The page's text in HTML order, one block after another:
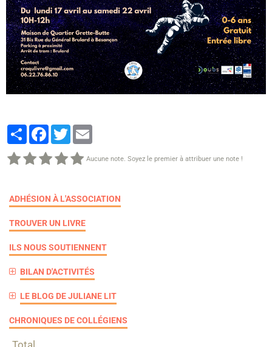
PartagerFacebook
Twitter
Aucune note. Soyez le premier à attribuer une note !
ADHÉSION À L'ASSOCIATION
TROUVER UN LIVRE
ILS NOUS SOUTIENNENT
BILAN D'ACTIVITÉS
LE BLOG DE JULIANE LIT
CHRONIQUES DE COLLÉGIENS